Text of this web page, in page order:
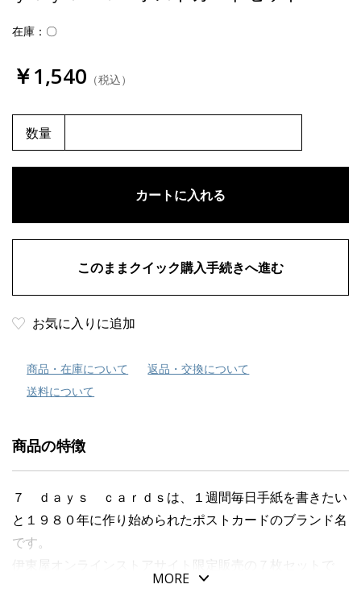
在庫：〇
￥1,540 （税込）
数量
お気に入りに追加
商品・在庫について
返品・交換について
送料について
商品の特徴
７ ｄａｙｓ ｃａｒｄｓは、１週間毎日手紙を書きたい
と１９８０年に作り始められたポストカードのブランド名
です。
伊東屋オンラインストアサイト限定販売の７枚セットで
MORE